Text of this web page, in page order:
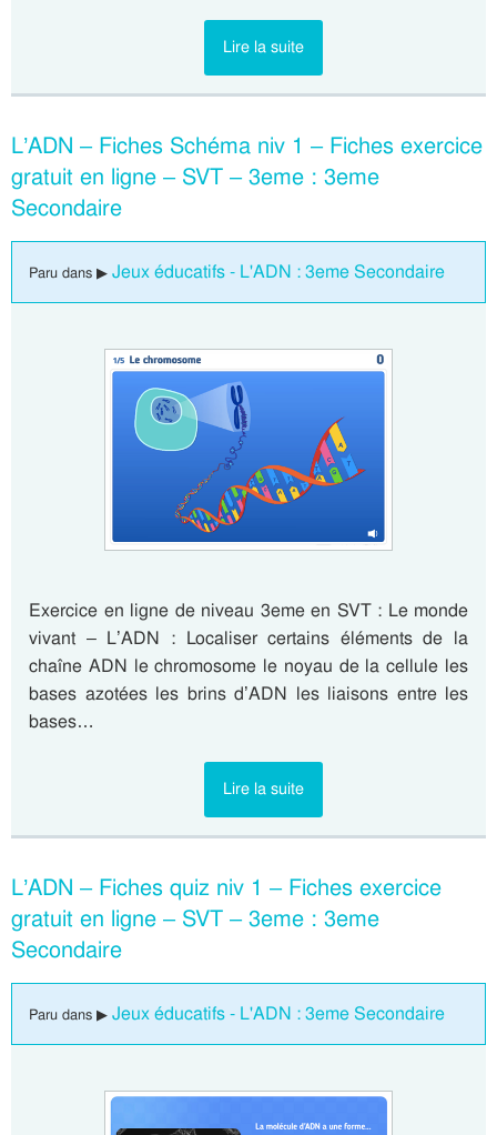
Lire la suite
L’ADN – Fiches Schéma niv 1 – Fiches exercice
gratuit en ligne – SVT – 3eme : 3eme
Secondaire
Paru dans ▶ Jeux éducatifs - L'ADN : 3eme Secondaire
Exercice en ligne de niveau 3eme en SVT : Le monde
vivant – L’ADN : Localiser certains éléments de la
chaîne ADN le chromosome le noyau de la cellule les
bases azotées les brins d’ADN les liaisons entre les
bases…
Lire la suite
L’ADN – Fiches quiz niv 1 – Fiches exercice
gratuit en ligne – SVT – 3eme : 3eme
Secondaire
Paru dans ▶ Jeux éducatifs - L'ADN : 3eme Secondaire